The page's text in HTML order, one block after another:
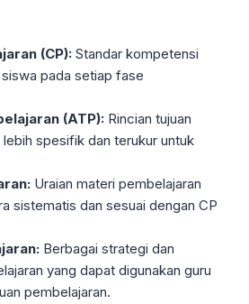
(CP): Standar kompetensi
pada setiap fase
(ATP): Rincian tujuan
spesifik dan terukur untuk
Uraian materi pembelajaran
sistematis dan sesuai dengan CP
Berbagai strategi dan
yang dapat digunakan guru
pembelajaran.